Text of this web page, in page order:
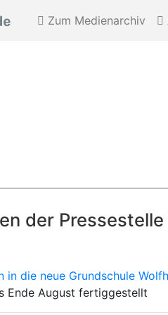
Zum Medienarchiv
der Pressestelle
in die neue Grundschule
Ende August fertiggestellt